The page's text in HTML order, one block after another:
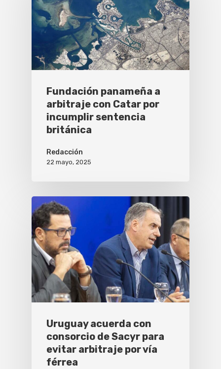
Fundación panameña a
arbitraje con Catar por
incumplir sentencia
británica
Redacción
22 mayo, 2025
Uruguay acuerda con
consorcio de Sacyr para
evitar arbitraje por vía
férrea